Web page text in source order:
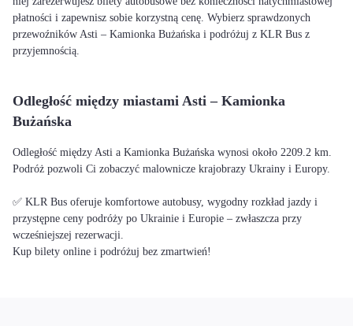
płatności i zapewnisz sobie korzystną cenę. Wybierz sprawdzonych
przewoźników Asti – Kamionka Bużańska i podróżuj z KLR Bus z
przyjemnością.
Odległość między miastami Asti – Kamionka
Bużańska
Odległość między Asti a Kamionka Bużańska wynosi około 2209.2 km.
Podróż pozwoli Ci zobaczyć malownicze krajobrazy Ukrainy i Europy.
✅ KLR Bus oferuje komfortowe autobusy, wygodny rozkład jazdy i
przystępne ceny podróży po Ukrainie i Europie – zwłaszcza przy
wcześniejszej rezerwacji.
Kup bilety online i podróżuj bez zmartwień!